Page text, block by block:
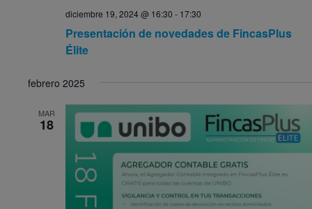
diciembre 19, 2024 @ 16:30 - 17:30
Presentación de novedades de FincasPlus
Élite
febrero 2025
MAR
18